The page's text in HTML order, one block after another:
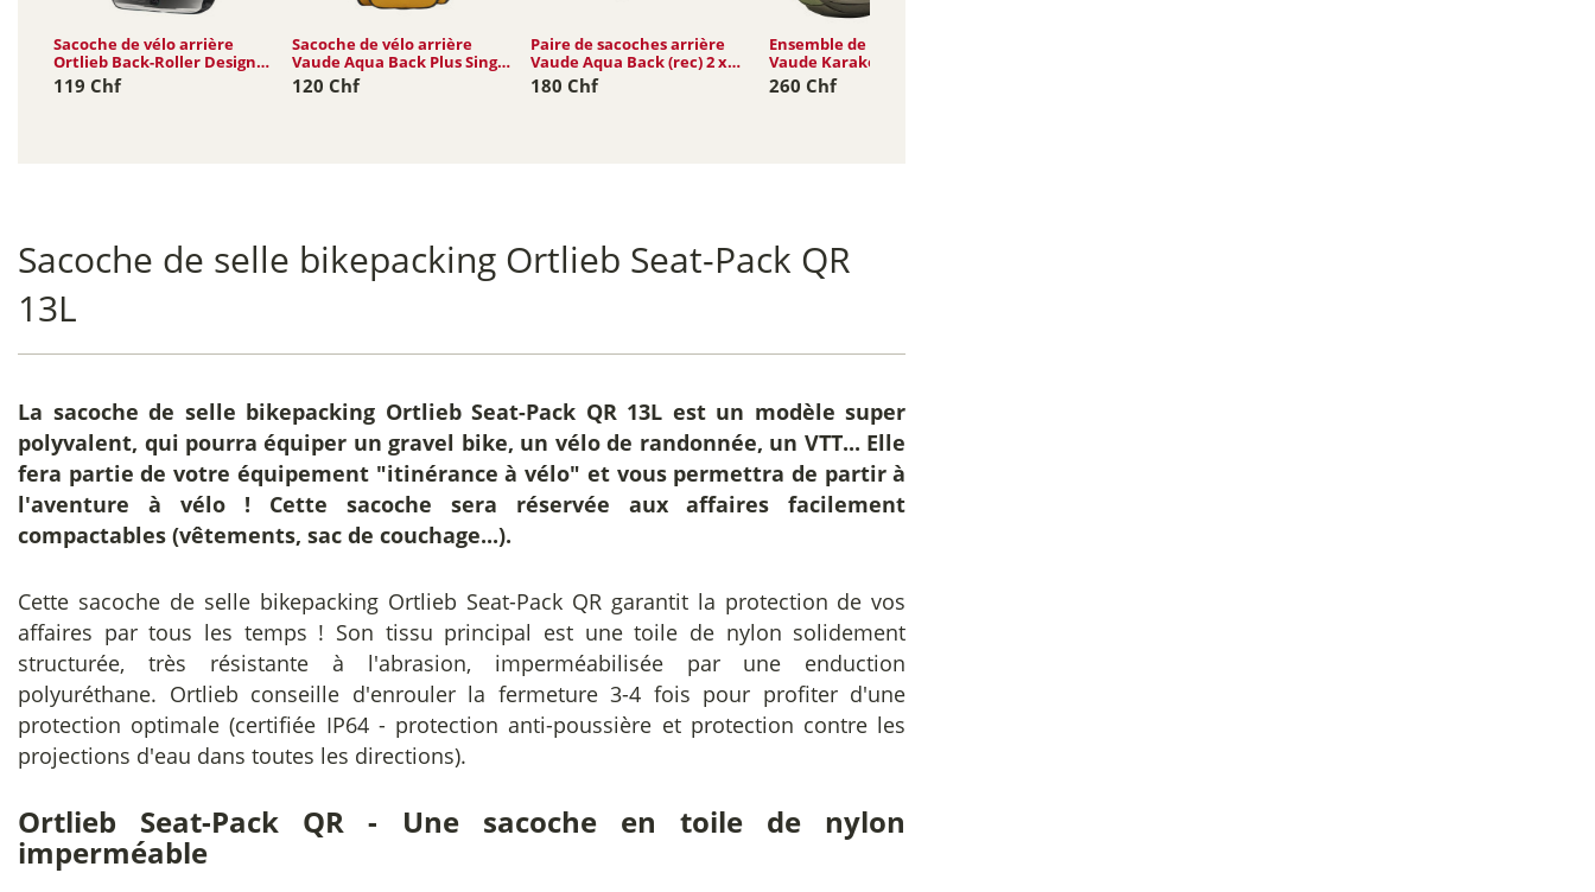
Sacoche de vélo arrière
Ortlieb Back-Roller Design
20L
119 Chf
Sacoche de vélo arrière
Vaude Aqua Back Plus Single
(rec)...
120 Chf
Paire de sacoches arrière
Vaude Aqua Back (rec) 2 x
24L
180 Chf
Ensemble de sacoches
Vaude Karakorum Pro 65L
260 Chf
Sacoche de selle bikepacking Ortlieb Seat-Pack QR
13L
La sacoche de selle bikepacking Ortlieb Seat-Pack QR 13L est un modèle super
polyvalent, qui pourra équiper un gravel bike, un vélo de randonnée, un VTT... Elle
fera partie de votre équipement "itinérance à vélo" et vous permettra de partir à
l'aventure à vélo ! Cette sacoche sera réservée aux affaires facilement
compactables (vêtements, sac de couchage...).
Cette sacoche de selle bikepacking Ortlieb Seat-Pack QR garantit la protection de vos
affaires par tous les temps ! Son tissu principal est une toile de nylon solidement
structurée, très résistante à l'abrasion, imperméabilisée par une enduction
polyuréthane. Ortlieb conseille d'enrouler la fermeture 3-4 fois pour profiter d'une
protection optimale (certifiée IP64 - protection anti-poussière et protection contre les
projections d'eau dans toutes les directions).
Ortlieb Seat-Pack QR - Une sacoche en toile de nylon
imperméable